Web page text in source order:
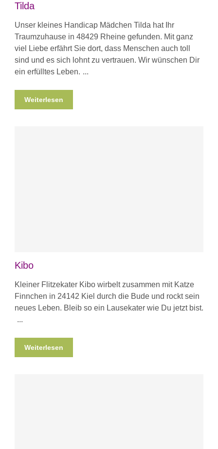
Tilda
Unser kleines Handicap Mädchen Tilda hat Ihr
Traumzuhause in 48429 Rheine gefunden. Mit ganz
viel Liebe erfährt Sie dort, dass Menschen auch toll
sind und es sich lohnt zu vertrauen. Wir wünschen Dir
ein erfülltes Leben.
Weiterlesen
Kibo
Kleiner Flitzekater Kibo wirbelt zusammen mit Katze
Finnchen in 24142 Kiel durch die Bude und rockt sein
neues Leben. Bleib so ein Lausekater wie Du jetzt bist.
Weiterlesen